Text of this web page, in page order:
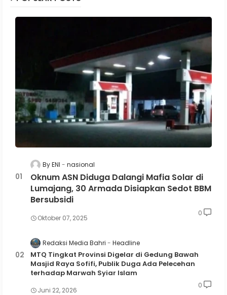
By ENI nasional
Oknum ASN Diduga Dalangi Mafia Solar di
Lumajang, 30 Armada Disiapkan Sedot BBM
Bersubsidi
Oktober 07, 2025
0
Redaksi Media Bahri Headline
MTQ Tingkat Provinsi Digelar di Gedung Bawah
Masjid Raya Sofifi, Publik Duga Ada Pelecehan
terhadap Marwah Syiar Islam
Juni 22, 2026
0